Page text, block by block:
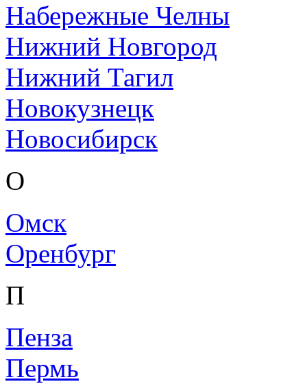
Набережные Челны
Нижний Новгород
Нижний Тагил
Новокузнецк
Новосибирск
О
Омск
Оренбург
П
Пенза
Пермь